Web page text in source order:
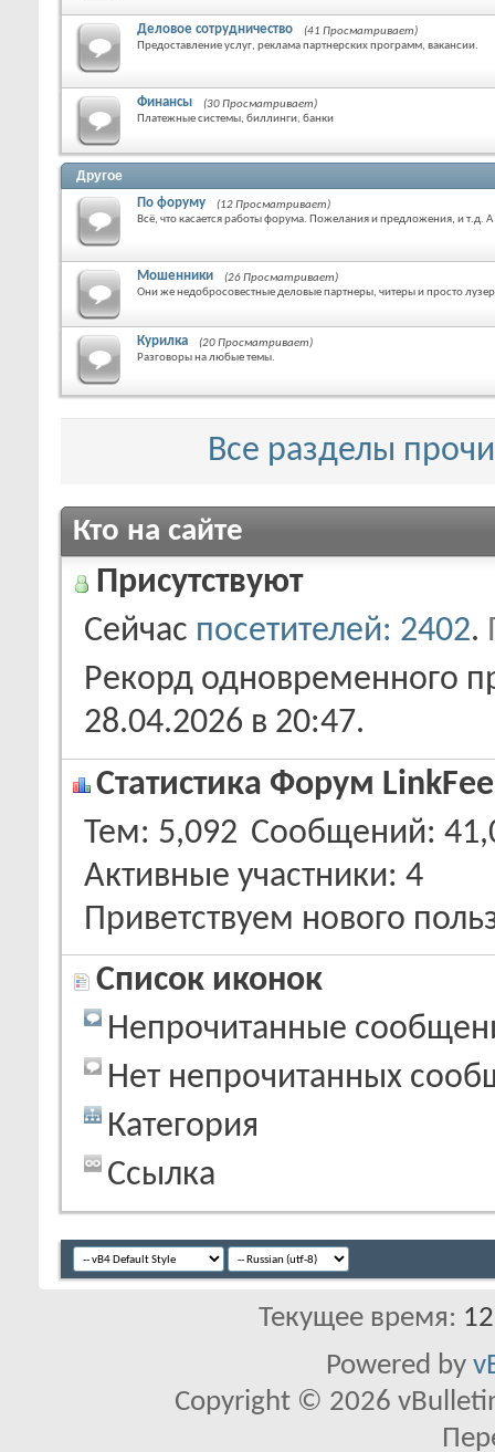
Деловое сотрудничество
(41 Просматривает)
Предоставление услуг, реклама партнерских программ, вакансии.
Финансы
(30 Просматривает)
Платежные системы, биллинги, банки
Другое
По форуму
(12 Просматривает)
Всё, что касается работы форума. Пожелания и предложения, и т.д.
Мошенники
(26 Просматривает)
Они же недобросовестные деловые партнеры, читеры и просто
Курилка
(20 Просматривает)
Разговоры на любые темы.
Все разделы
Кто на сайте
Присутствуют
Сейчас посетителей: 2402.
Рекорд одновременного
28.04.2026 в 20:47.
Статистика Форум
Тем 5,092 Сообщений
Активные участники 4
Приветствуем нового
Список иконок
Непрочитанные
Нет непрочитанных
Категория
Ссылка
Текущее время:
Powered by
Copyright © 2026